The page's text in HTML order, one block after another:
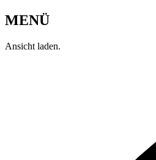
MENÜ
Ansicht laden.